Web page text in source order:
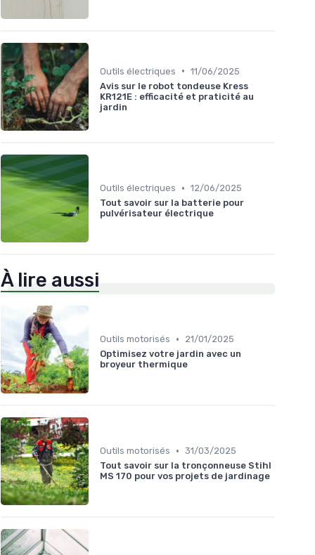
Outils électriques • 11/06/2025
Avis sur le robot tondeuse Kress
KR121E : efficacité et praticité au
jardin
Outils électriques • 12/06/2025
Tout savoir sur la batterie pour
pulvérisateur électrique
À lire aussi
Outils motorisés •
21/01/2025
Optimisez votre jardin avec un
broyeur thermique
Outils motorisés • 31/03/2025
Tout savoir sur la tronçonneuse Stihl
MS 170 pour vos projets de jardinage